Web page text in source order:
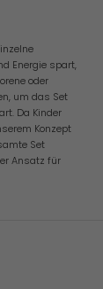
Energie spart,
oder
um das Set
Da Kinder
Konzept
Set
Ansatz für